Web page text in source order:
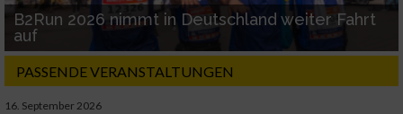
B2Run 2026 nimmt in Deutschland weiter Fahrt
auf
PASSENDE VERANSTALTUNGEN
16. September 2026